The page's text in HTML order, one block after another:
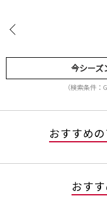
今シーズ
（検索条件：
おすすめ
おす